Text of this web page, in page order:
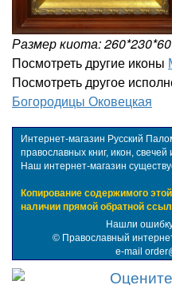
Размер киота:
Посмотреть другие иконы
Посмотреть другое
Богородицы Оковецкая
Интернет-магазин Русский
православных книг, икон, свечей
Наш интернет-магазин
Копирование содержимого
наличии прямой обратной
Нашли
© Православный
e-mail